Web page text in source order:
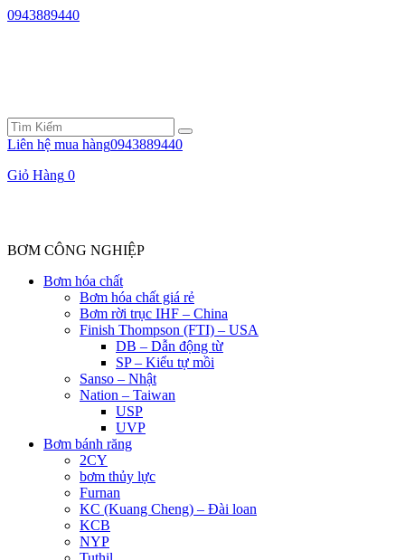
0943889440
Liên hệ mua hàng0943889440
Giỏ Hàng 0
BƠM CÔNG NGHIỆP
Bơm hóa chất
Bơm hóa chất giá rẻ
Bơm rời trục IHF – China
Finish Thompson (FTI) – USA
DB – Dẫn động từ
SP – Kiểu tự mồi
Sanso – Nhật
Nation – Taiwan
USP
UVP
Bơm bánh răng
2CY
bơm thủy lực
Furnan
KC (Kuang Cheng) – Đài loan
KCB
NYP